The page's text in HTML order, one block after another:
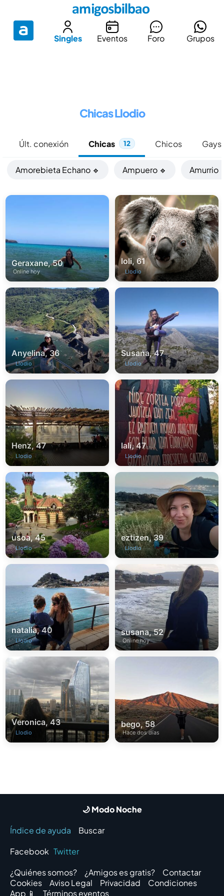
Singles Eventos Foro Grupos
Chicas Llodio
Últ. conexión Chicas 12 Chicos Gays
Amorebieta Echano 🔹 Ampuero 🔹 Amurrio
Geraxane, 50
Online hoy
loli, 61
Llodio
Anyelina, 36
Llodio
Susana, 47
Llodio
Henz, 47
Llodio
lali, 47
Llodio
usoa, 45
Llodio
eztizen, 39
Llodio
natalia, 40
Llodio
susana, 52
Online hoy
Veronica, 43
Llodio
bego, 58
Hace dos días
🌙 Modo Noche
Índice de ayuda
Buscar
Facebook Twitter
¿Quiénes somos?
¿Amigos es gratis?
Contactar
Cookies
Aviso Legal Privacidad
Condiciones
App 📱
Términos eventos